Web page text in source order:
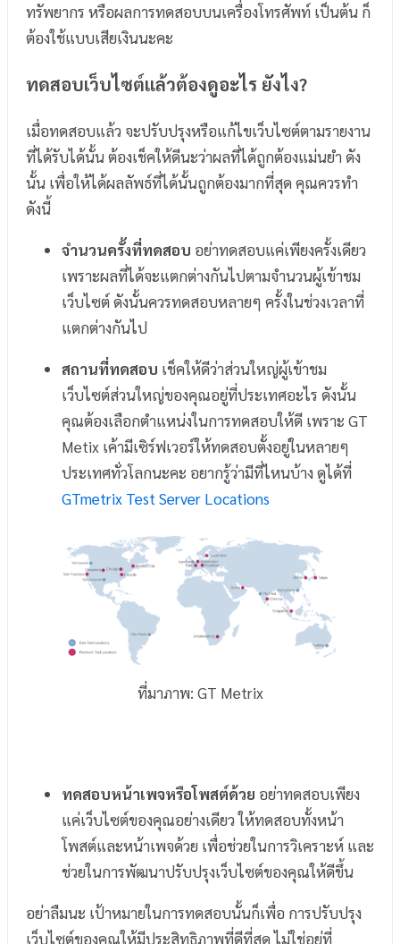
ทรัพยากร หรือผลการทดสอบบนเครื่องโทรศัพท์ เป็นต้น ก็
ต้องใช้แบบเสียเงินนะคะ
ทดสอบเว็บไซต์แล้วต้องดูอะไร ยังไง?
เมื่อทดสอบแล้ว จะปรับปรุงหรือแก้ไขเว็บไซต์ตามรายงาน
ที่ได้รับได้นั้น ต้องเช็คให้ดีนะว่าผลที่ได้ถูกต้องแม่นยำ ดัง
นั้น เพื่อให้ได้ผลลัพธ์ที่ได้นั้นถูกต้องมากที่สุด คุณควรทำ
ดังนี้
จำนวนครั้งที่ทดสอบ อย่าทดสอบแค่เพียงครั้งเดียว
เพราะผลที่ได้จะแตกต่างกันไปตามจำนวนผู้เข้าชม
เว็บไซต์ ดังนั้นควรทดสอบหลายๆ ครั้งในช่วงเวลาที่
แตกต่างกันไป
สถานที่ทดสอบ เช็คให้ดีว่าส่วนใหญ่ผู้เข้าชม
เว็บไซต์ส่วนใหญ่ของคุณอยู่ที่ประเทศอะไร ดังนั้น
คุณต้องเลือกตำแหน่งในการทดสอบให้ดี เพราะ GT
Metix เค้ามีเซิร์ฟเวอร์ให้ทดสอบตั้งอยู่ในหลายๆ
ประเทศทั่วโลกนะคะ อยากรู้ว่ามีที่ไหนบ้าง ดูได้ที่
GTmetrix Test Server Locations
ที่มาภาพ: GT Metrix
ทดสอบหน้าเพจหรือโพสต์ด้วย อย่าทดสอบเพียง
แค่เว็บไซต์ของคุณอย่างเดียว ให้ทดสอบทั้งหน้า
โพสต์และหน้าเพจด้วย เพื่อช่วยในการวิเคราะห์ และ
ช่วยในการพัฒนาปรับปรุงเว็บไซต์ของคุณให้ดีขึ้น
อย่าลืมนะ เป้าหมายในการทดสอบนั้นก็เพื่อ การปรับปรุง
เว็บไซต์ของคุณให้มีประสิทธิภาพที่ดีที่สุด ไม่ใช่อยู่ที่